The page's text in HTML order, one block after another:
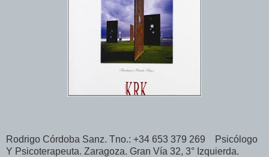
Rodrigo Córdoba Sanz. Tno.: +34 653 379 269 Psicólogo
Y Psicoterapeuta. Zaragoza. Gran Vía 32, 3° Izquierda.